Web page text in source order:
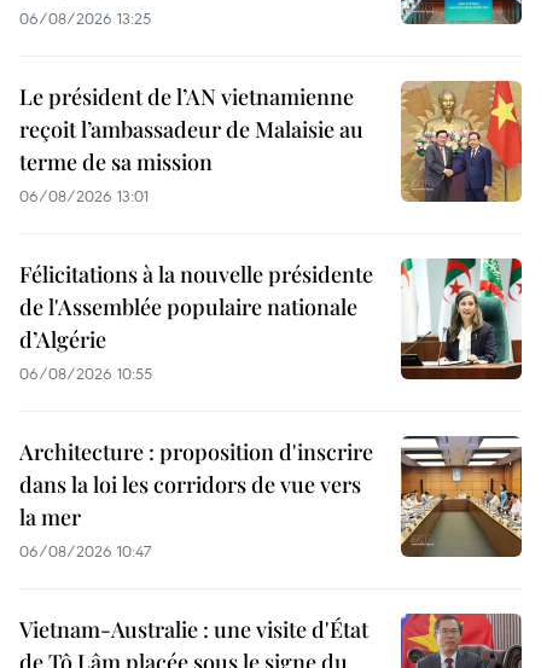
06/08/2026 13:25
Le président de l’AN vietnamienne
reçoit l’ambassadeur de Malaisie au
terme de sa mission
06/08/2026 13:01
Félicitations à la nouvelle présidente
de l'Assemblée populaire nationale
d’Algérie
06/08/2026 10:55
Architecture : proposition d'inscrire
dans la loi les corridors de vue vers
la mer
06/08/2026 10:47
Vietnam-Australie : une visite d'État
de Tô Lâm placée sous le signe du